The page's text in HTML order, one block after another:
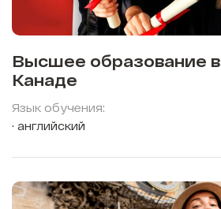
Высшее образование в
Канаде
Язык обучения:
английский